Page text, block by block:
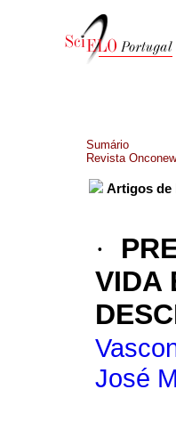
Sumário
Revista
Artigos de
·
VIDA
José